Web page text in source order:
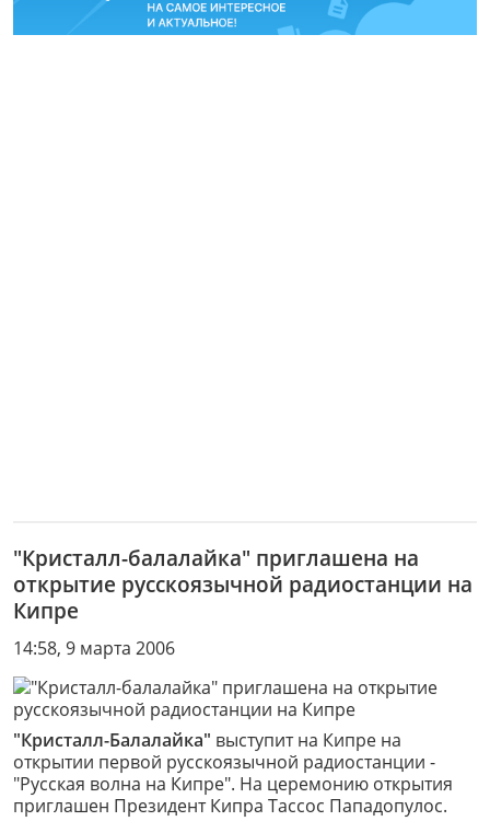
"Кристалл-балалайка" приглашена на
открытие русскоязычной радиостанции на
Кипре
14:58, 9 марта 2006
"Кристалл-Балалайка" выступит на Кипре на
открытии первой русскоязычной радиостанции -
"Русская волна на Кипре". На церемонию открытия
приглашен Президент Кипра Тассос Пападопулос.